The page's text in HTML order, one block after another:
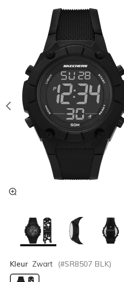
Kleur Zwart (#SR8507 BLK)